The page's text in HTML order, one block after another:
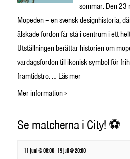
sommar. Den 23
Mopeden – en svensk designhistoria,
älskade fordon får stå i centrum i ett
Utställningen berättar historien om
vardagsfordon till ikonisk symbol för
framtidstro. … Läs mer
Mer information »
Se matcherna i City! ⚽
11 juni @ 08:00-19 juli @ 20:00